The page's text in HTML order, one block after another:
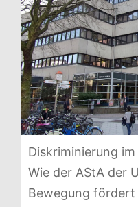
Dis­kri­mi­nie­rung
Wie der AStA der
Bewegung fördert